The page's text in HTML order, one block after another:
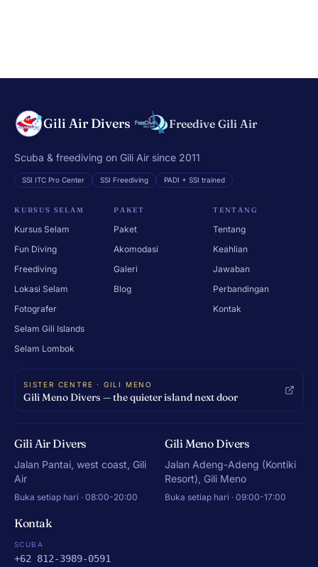
Gili Air Divers Freedive Gili Air
Scuba & freediving on Gili Air since 2011
SSI ITC Pro Center SSI Freediving PADI + SSI trained
KURSUS SELAM
Kursus Selam
Fun Diving
Freediving
Lokasi Selam
Fotografer
Selam Gili Islands
Selam Lombok
PAKET
Paket
Akomodasi
Galeri
Blog
TENTANG
Tentang
Keahlian
Jawaban
Perbandingan
Kontak
SISTER CENTRE · GILI MENO
Gili Meno Divers — the quieter island next door
Gili Air Divers
Jalan Pantai, west coast, Gili
Air
Buka setiap hari · 08:00-20:00
Gili Meno Divers
Jalan Adeng-Adeng (Kontiki
Resort), Gili Meno
Buka setiap hari · 09:00-17:00
Kontak
SCUBA
+62 812-3989-0591